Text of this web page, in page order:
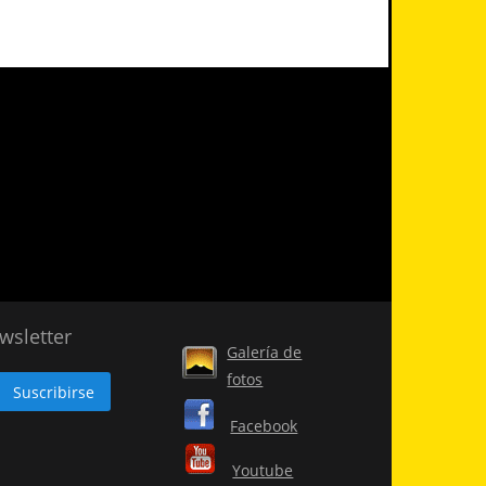
Galería de
fotos
Facebook
Youtube